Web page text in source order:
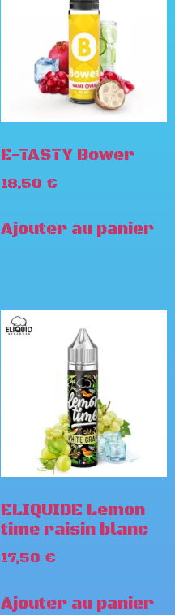
E-TASTY Bower
18,50 €
Ajouter au panier
ELIQUIDE Lemon
time raisin blanc
17,50 €
Ajouter au panier